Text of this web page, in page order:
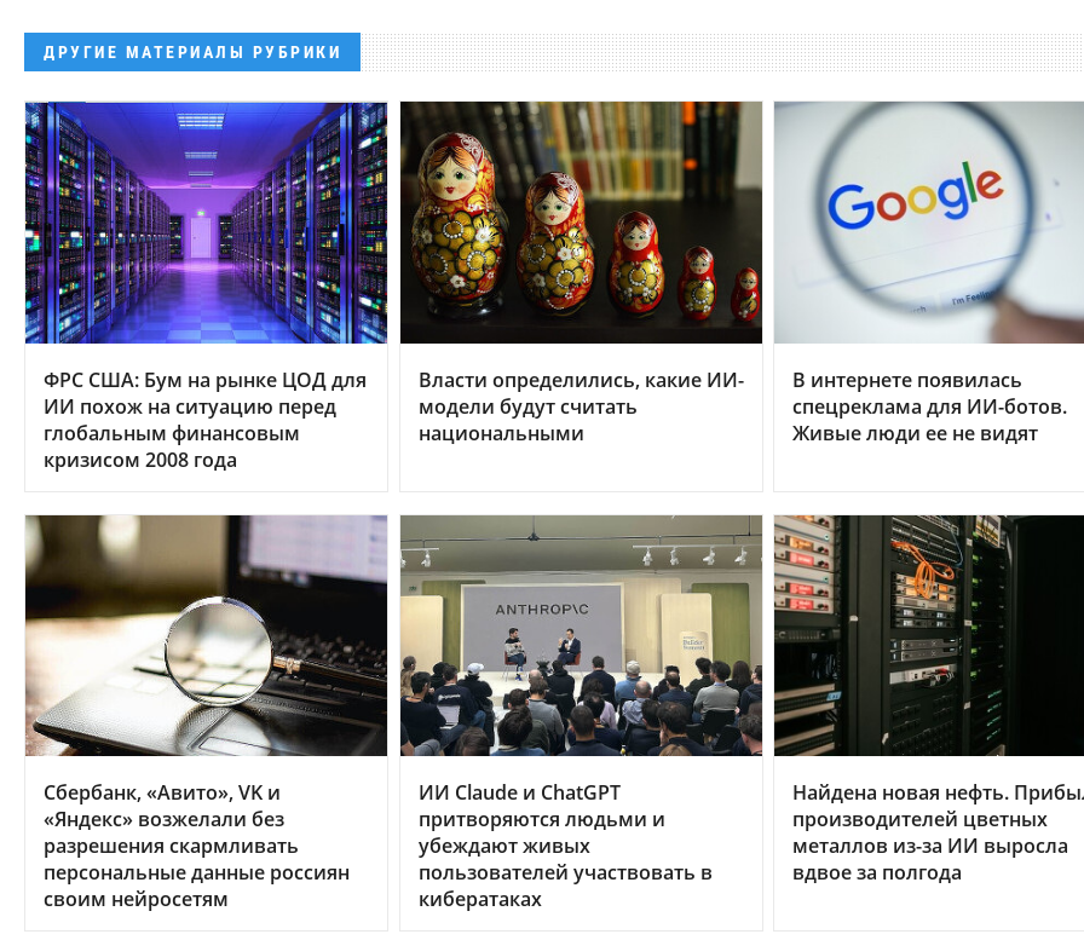
ДРУГИЕ МАТЕРИАЛЫ РУБРИКИ
ФРС США: Бум на рынке ЦОД для
ИИ похож на ситуацию перед
глобальным финансовым
кризисом 2008 года
Власти определились, какие ИИ-
модели будут считать
национальными
В интернете появилась
спецреклама для ИИ-ботов.
Живые люди ее не видят
Сбербанк, «Авито», VK и
«Яндекс» возжелали без
разрешения скармливать
персональные данные россиян
своим нейросетям
ИИ Claude и ChatGPT
притворяются людьми и
убеждают живых
пользователей участвовать в
кибератаках
Найдена новая нефть.
производителей цветных
металлов из-за ИИ выросла
вдвое за полгода